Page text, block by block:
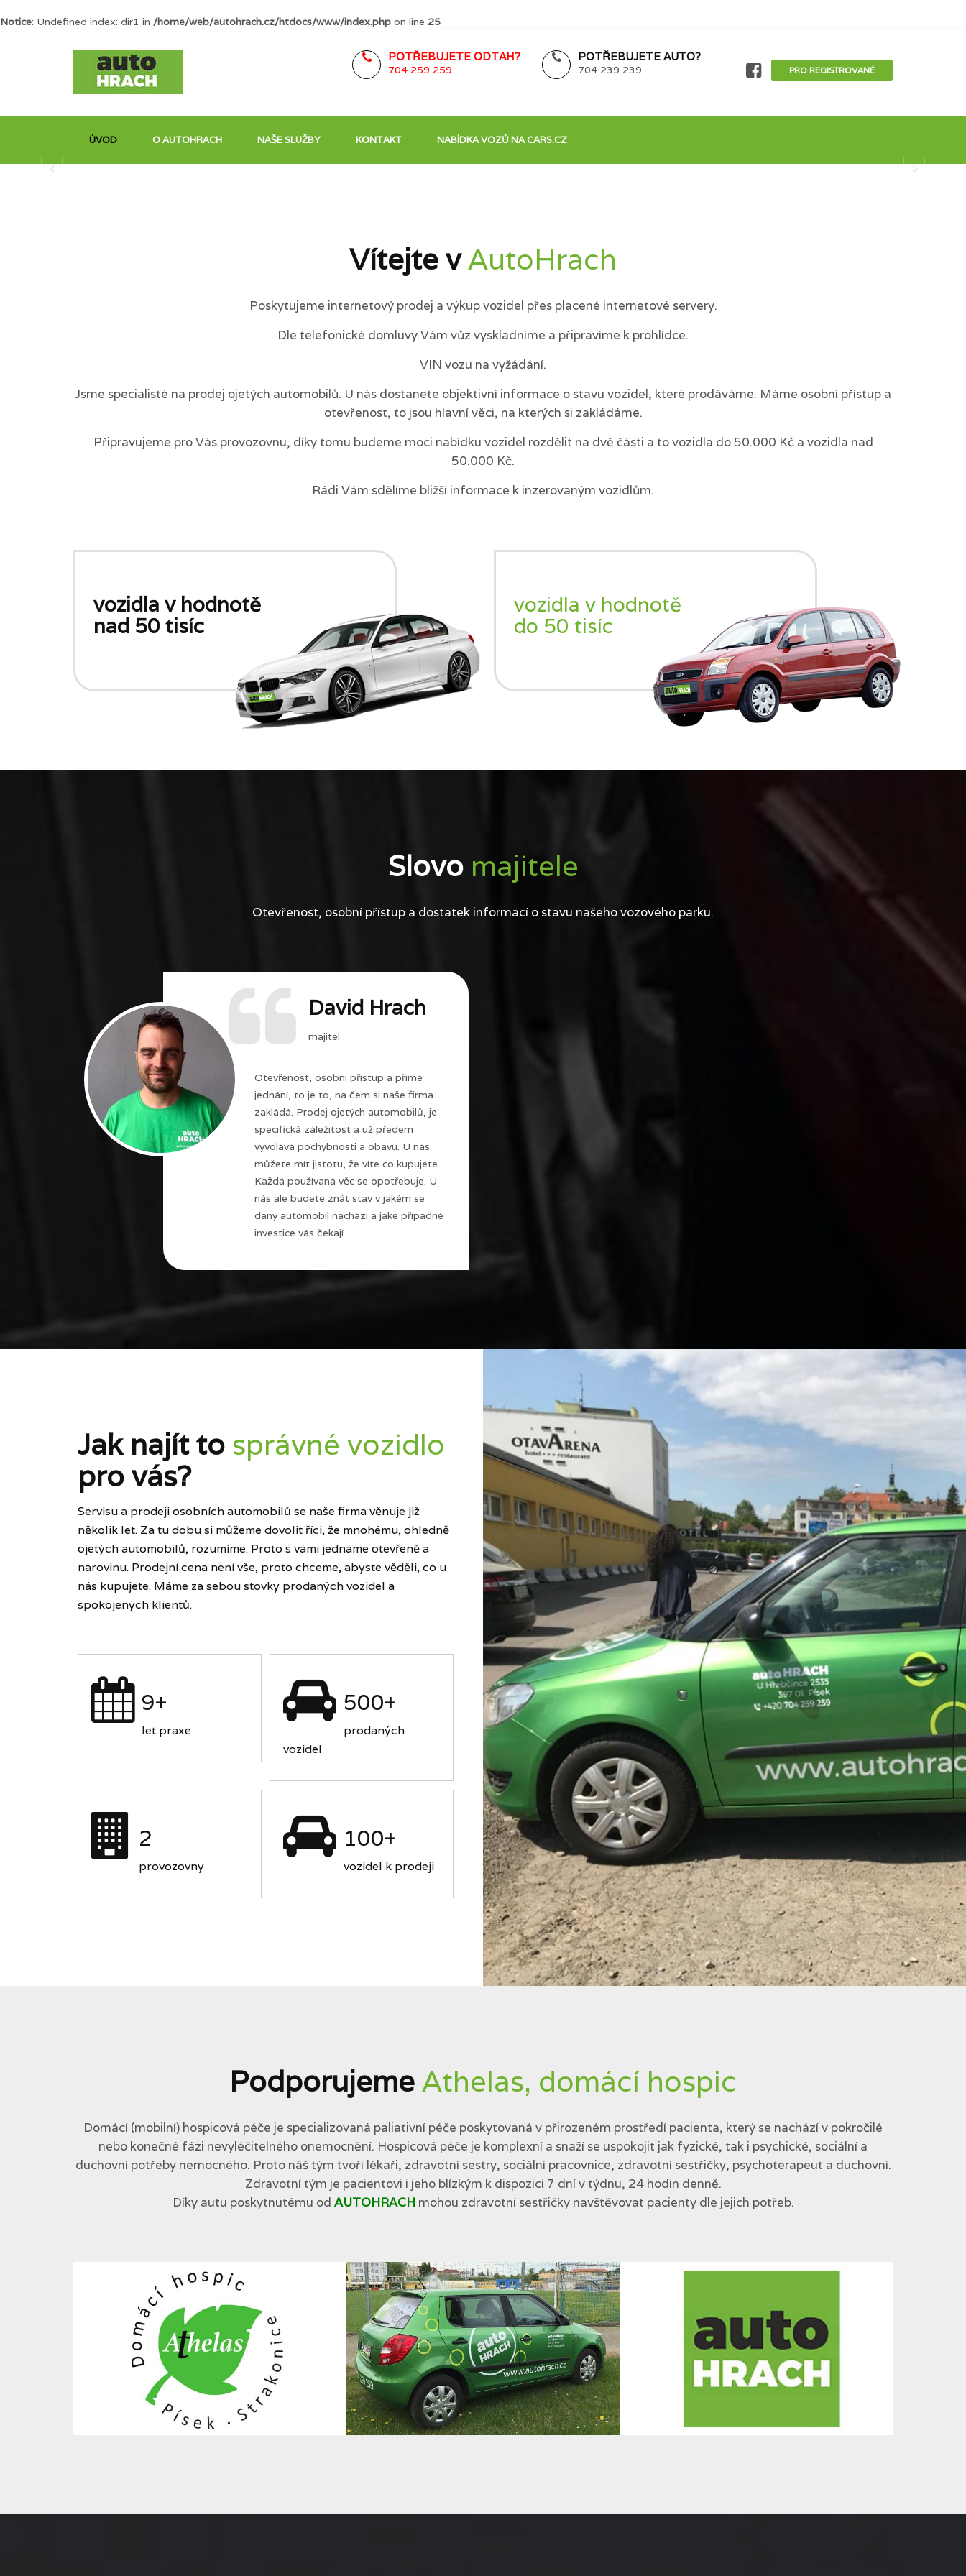
Notice: Undefined index: dir1 in /home/web/autohrach.cz/htdocs/www/index.php on line 25
POTŘEBUJETE ODTAH?
704 259 259
POTŘEBUJETE AUTO?
704 239 239 PRO REGISTROVANÉ
ÚVOD O AUTOHRACH NAŠE SLUŽBY KONTAKT NABÍDKA VOZŮ NA CARS.CZ
Vítejte vAutoHrach
Poskytujeme internetový prodej a výkup vozidel přes placené internetové servery.
Dle telefonické domluvy Vám vůz vyskladníme a připravíme k prohlídce.
VIN vozu na vyžádání.
Jsme specialisté na prodej ojetých automobilů. U nás dostanete objektivní informace o stavu vozidel, které prodáváme. Máme osobní přístup a
otevřenost, to jsou hlavní věci, na kterých si zakládáme.
Připravujeme pro Vás provozovnu, díky tomu budeme moci nabídku vozidel rozdělit na dvě části a to vozidla do 50.000 Kč a vozidla nad
50.000 Kč.
Rádi Vám sdělíme bližší informace k inzerovaným vozidlům.
vozidla v hodnotě
nad 50 tisíc
vozidla v hodnotě
do 50 tisíc
Slovo majitele
Otevřenost, osobní přístup a dostatek informací o stavu našeho vozového parku.
David Hrach
majitel
Otevřenost, osobní přístup a přímé
jednání, to je to, na čem si naše firma
zakládá. Prodej ojetých automobilů, je
specifická záležitost a už předem
vyvolává pochybnosti a obavu. U nás
můžete mít jistotu, že víte co kupujete.
Každá používaná věc se opotřebuje. U
nás ale budete znát stav v jakém se
daný automobil nachází a jaké případné
investice vás čekají.
Jak najít to správné vozidlo
pro vás?
Servisu a prodeji osobních automobilů se naše firma věnuje již
několik let. Za tu dobu si můžeme dovolit říci, že mnohému, ohledně
ojetých automobilů, rozumíme. Proto s vámi jednáme otevřeně a
narovinu. Prodejní cena není vše, proto chceme, abyste věděli, co u
nás kupujete. Máme za sebou stovky prodaných vozidel a
spokojených klientů.
9+
let praxe
500+
prodaných
vozidel
2
provozovny
100+
vozidel k prodeji
PodporujemeAthelas, domácí hospic
Domácí (mobilní) hospicová péče je specializovaná paliativní péče poskytovaná v přirozeném prostředí pacienta, který se nachází v pokročilé
nebo konečné fázi nevyléčitelného onemocnění. Hospicová péče je komplexní a snaží se uspokojit jak fyzické, tak i psychické, sociální a
duchovní potřeby nemocného. Proto náš tým tvoří lékaři, zdravotní sestry, sociální pracovnice, zdravotní sestřičky, psychoterapeut a duchovní.
Zdravotní tým je pacientovi i jeho blízkým k dispozici 7 dní v týdnu, 24 hodin denně.
Díky autu poskytnutému od AUTOHRACHmohou zdravotní sestřičky navštěvovat pacienty dle jejich potřeb.